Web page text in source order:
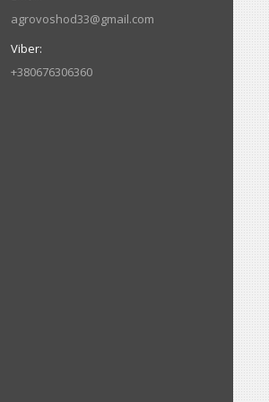
agrovoshod33@gmail.com
+380676306360